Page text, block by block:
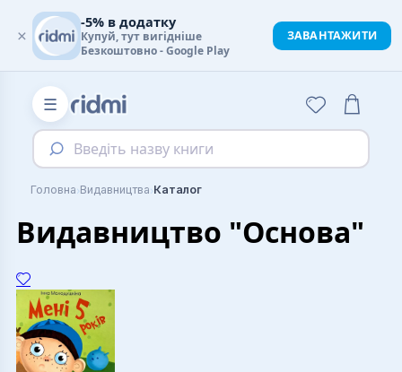
☰
Введіть назву книги
Головна›Видавництва›Каталог
Видавництво "Основа"
×
-5% в додатку
Купуй, тут вигідніше
Безкоштовно - Google Play
ЗАВАНТАЖИТИ